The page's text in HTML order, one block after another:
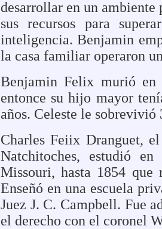
desarrollar en un
sus recursos para
inteligencia. Benjamin
la casa familiar operaron
Benjamin Felix murió
entonce su hijo mayor
años. Celeste le sobrevivió
Charles Feiix Dranguet,
Natchitoches, estudió
Missouri, hasta 1854 que
Enseñó en una escuela
Juez J. C. Campbell. Fue
el derecho con el coronel